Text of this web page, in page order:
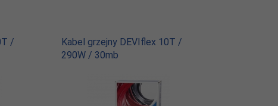
/
Kabel grzejny DEVIflex 10T /
290W / 30mb